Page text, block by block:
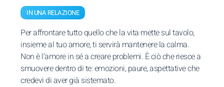
IN UNA RELAZIONE
Per affrontare tutto quello che la vita mette sul tavolo,
insieme al tuo amore, ti servirà mantenere la calma.
Non è l’amore in sé a creare problemi. È ciò che riesce a
smuovere dentro di te: emozioni, paure, aspettative che
credevi di aver già sistemato.